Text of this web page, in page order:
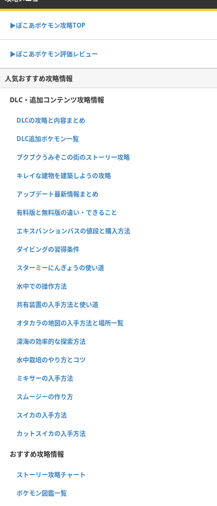
▶︎ぽこあポケモン攻略TOP
▶︎ぽこあポケモン評価レビュー
人気おすすめ攻略情報
DLC・追加コンテンツ攻略情報
DLCの攻略と内容まとめ
DLC追加ポケモン一覧
ブクブクうみぞこの街のストーリー攻略
キレイな建物を建築しようの攻略
アップデート最新情報まとめ
有料版と無料版の違い・できること
エキスパンションパスの値段と購入方法
ダイビングの習得条件
スターミーにんぎょうの使い道
水中での操作方法
共有装置の入手方法と使い道
オタカラの地図の入手方法と場所一覧
深海の効率的な探索方法
水中栽培のやり方とコツ
ミキサーの入手方法
スムージーの作り方
スイカの入手方法
カットスイカの入手方法
おすすめ攻略情報
ストーリー攻略チャート
ポケモン図鑑一覧